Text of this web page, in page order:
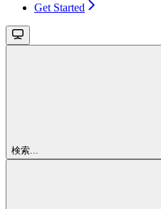
Get Started
検索...